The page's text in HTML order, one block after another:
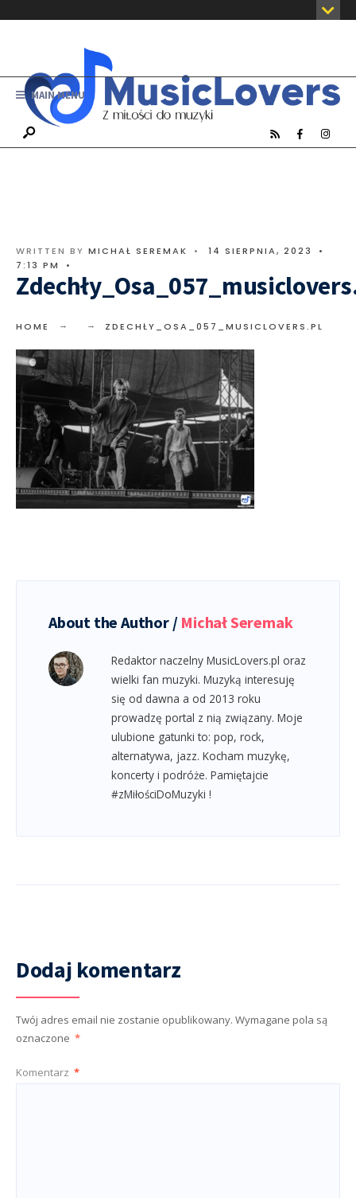
MAIN MENU
WRITTEN BY MICHAŁ SEREMAK • 14 SIERPNIA, 2023
•
7:13 PM
•
HOME ZDECHŁY_OSA_057_MUSICLOVERS.PL
About the Author / Michał Seremak
Redaktor naczelny MusicLovers.pl oraz
wielki fan muzyki. Muzyką interesuję
się od dawna a od 2013 roku
prowadzę portal z nią związany. Moje
ulubione gatunki to: pop, rock,
alternatywa, jazz. Kocham muzykę,
koncerty i podróże. Pamiętajcie
#zMiłościDoMuzyki !
Dodaj komentarz
Twój adres email nie zostanie opublikowany. Wymagane pola są
oznaczone *
Komentarz *